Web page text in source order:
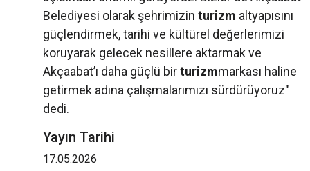
Belediyesi olarak şehrimizin turizm altyapısını
güçlendirmek, tarihi ve kültürel değerlerimizi
koruyarak gelecek nesillere aktarmak ve
Akçaabat’ı daha güçlü birturizmmarkası haline
getirmek adına çalışmalarımızı sürdürüyoruz"
dedi.
Yayın Tarihi
17.05.2026